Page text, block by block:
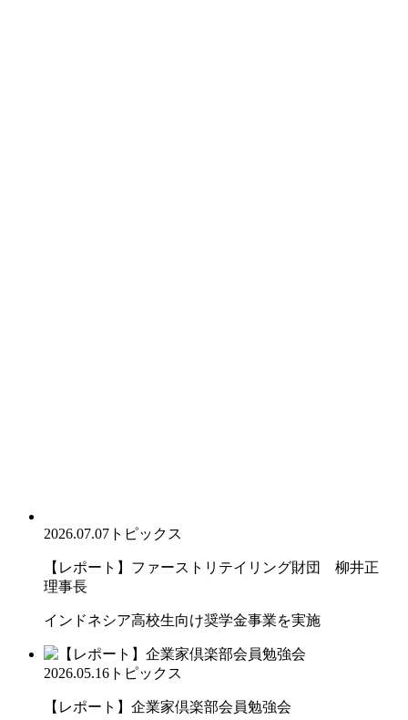
2026.07.07 トピックス
【レポート】ファーストリテイリング財団 柳井正
理事長
インドネシア高校生向け奨学金事業を実施
2026.05.16 トピックス
【レポート】企業家倶楽部会員勉強会